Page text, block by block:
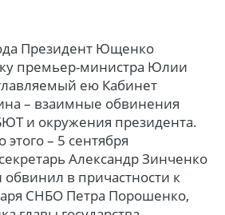
Президент Ющенко
премьер-министра Юлии
ею Кабинет
– взаимные обвинения
и окружения президента.
– 5 сентября
Александр Зинченко
обвинил в причастности к
СНБО Петра Порошенко,